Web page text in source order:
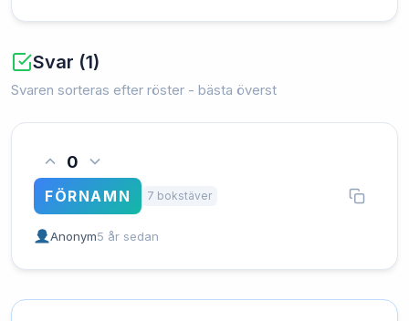
Svar (1)
Svaren sorteras efter röster - bästa överst
0
FÖRNAMN 7 bokstäver
Anonym5 år sedan